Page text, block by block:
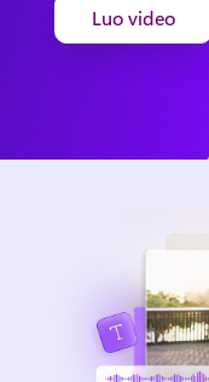
Luo video